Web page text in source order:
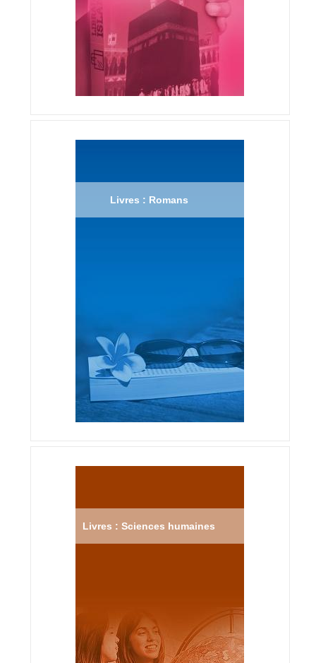
Livres : Romans
Livres : Sciences humaines